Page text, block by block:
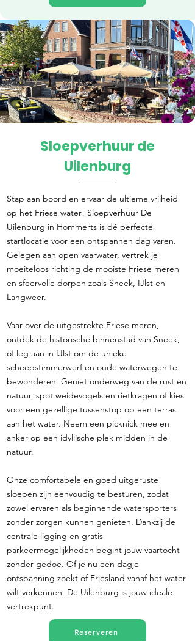
Direct reserveren
Sloepverhuur de
Uilenburg
Stap aan boord en ervaar de ultieme vrijheid
op het Friese water! Sloepverhuur De
Uilenburg in Hommerts is dé perfecte
startlocatie voor een ontspannen dag varen.
Gelegen aan open vaarwater, vertrek je
moeiteloos richting de mooiste Friese meren
en sfeervolle dorpen zoals Sneek, IJlst en
Langweer.
Vaar over de uitgestrekte Friese meren,
ontdek de historische binnenstad van Sneek,
of leg aan in IJlst om de unieke
scheepstimmerwerf en oude waterwegen te
bewonderen. Geniet onderweg van de rust en
natuur, spot weidevogels en rietkragen of kies
voor een gezellige tussenstop op een terras
aan het water. Neem een picknick mee en
anker op een idyllische plek midden in de
natuur.
Onze comfortabele en goed uitgeruste
sloepen zijn eenvoudig te besturen, zodat
zowel ervaren als beginnende watersporters
zonder zorgen kunnen genieten. Dankzij de
centrale ligging en gratis
parkeermogelijkheden begint jouw vaartocht
zonder gedoe. Of je nu een dagje
ontspanning zoekt of Friesland vanaf het water
wilt verkennen, De Uilenburg is jouw ideale
vertrekpunt.
Reserveren